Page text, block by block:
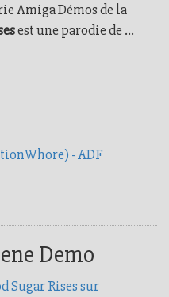
Amiga Démos de la
est une parodie de ...
- ADF
Demo
Sugar Rises sur